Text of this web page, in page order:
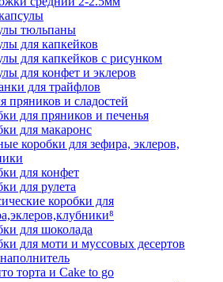
тюльпаны
для капкейков
для капкейков с рисунком
для конфет и эклеров
для трайфлов
пряников и сладостей
для пряников и печенья
для макаронс
коробки для зефира, эклеров,
для конфет
для рулета
коробки для
для шоколада
для моти и муссовых десертов
торта и Cake to go